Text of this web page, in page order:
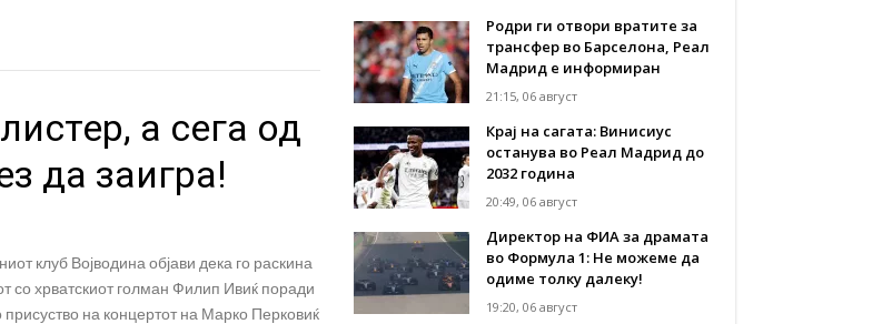
а сега од
да заигра!
клуб Војводина објави дека го раскина
со хрватскиот голман Филип Ивиќ поради
присуство на концертот на Марко Перковиќ
Родри ги отвори вратите за
трансфер во Барселона, Реал
Мадрид е информиран
21:15, 06 август
Крај на сагата: Винисиус
останува во Реал Мадрид до
2032 година
20:49, 06 август
Директор на ФИА за драмата
во Формула 1: Не можеме да
одиме толку далеку!
19:20, 06 август